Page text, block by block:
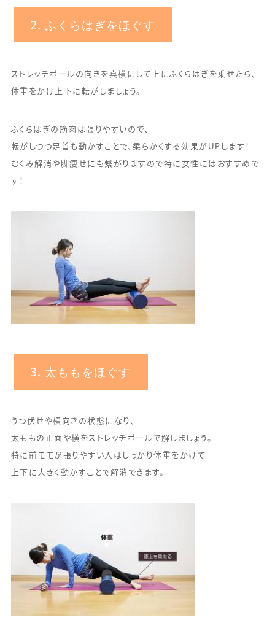
2. ふくらはぎをほぐす
ストレッチポールの向きを真横にして上にふくらはぎを乗せたら、
体重をかけ上下に転がしましょう。
ふくらはぎの筋肉は張りやすいので、
転がしつつ足首も動かすことで、柔らかくする効果がUPします！
むくみ解消や脚痩せにも繋がりますので特に女性にはおすすめで
す！
3. 太ももをほぐす
うつ伏せや横向きの状態になり、
太ももの正面や横をストレッチポールで解しましょう。
特に前モモが張りやすい人はしっかり体重をかけて
上下に大きく動かすことで解消できます。